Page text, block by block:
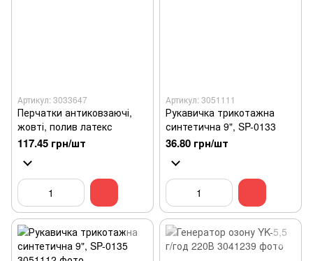
Артикул: 3033647
Перчатки антиковзаючі,
жовті, полив латекс
117.45 грн/шт
Артикул: 3051111
Рукавичка трикотажна
синтетична 9", SP-0133
36.80 грн/шт